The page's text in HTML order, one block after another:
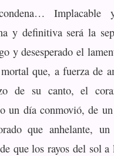
Implacable
y definitiva será la
y desesperado el
que, a fuerza de
de su canto, el
un día conmovió, de
que anhelante, un
que los rayos del sol